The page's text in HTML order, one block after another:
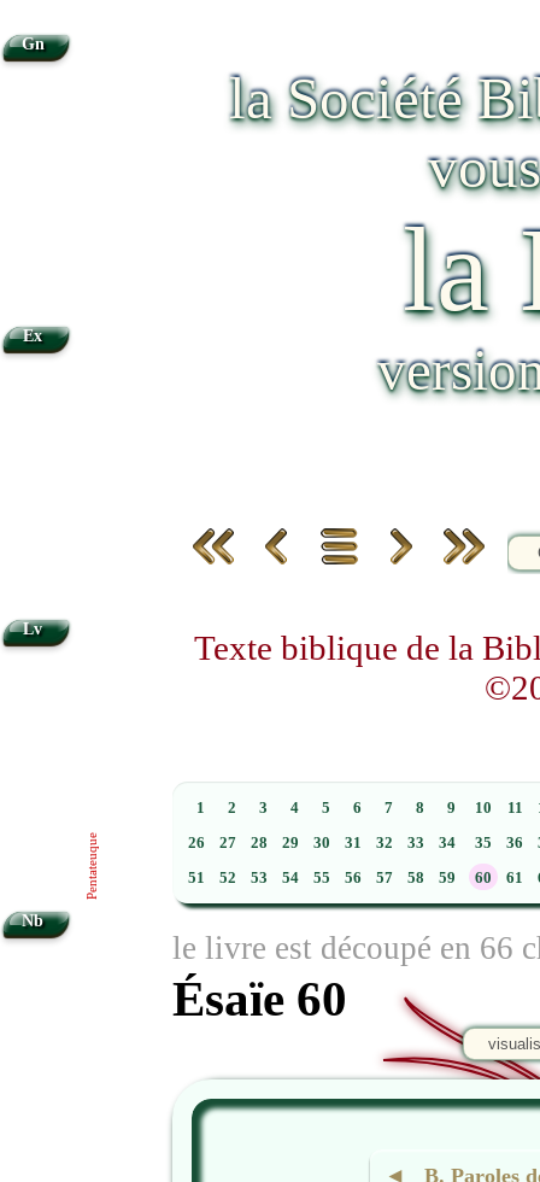
la Société
la
Texte biblique de la
1 2 3 4 5 6 7 8 9 10 11
26 27 28 29 30 31 32 33 34 35 36
51 52 53 54 55 56 57 58 59 60 61
le livre est découpé en 66
Ésaïe 60
◄ B. Paroles
Gn
Ex
Lv
Nb
Pentateuque